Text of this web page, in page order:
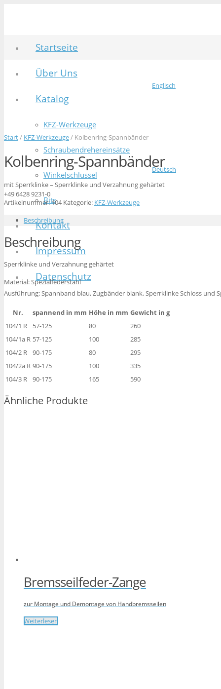
Englisch
Deutsch
+49 6428 9231-0
Startseite
Über Uns
Katalog
KFZ-Werkzeuge
Schraubendrehereinsätze
Winkelschlüssel
Bits
Kontakt
Impressum
Datenschutz
Start/ KFZ-Werkzeuge/ Kolbenring-Spannbänder
Kolbenring-Spannbänder
mit Sperrklinke – Sperrklinke und Verzahnung gehärtet
Artikelnummer:104 Kategorie: KFZ-Werkzeuge
Beschreibung
Beschreibung
Sperrklinke und Verzahnung gehärtet
Material: Spezialfederstahl
Ausführung: Spannband blau, Zugbänder blank, Sperrklinke Schloss und
Nr. spannend in mm Höhe in mm Gewicht in g
104/1 R
57-125 80
260
104/1a R 57-125 100
285
104/2 R
90-175 80
295
104/2a R 90-175 100
335
104/3 R
90-175 165 590
Ähnliche Produkte
Bremsseilfeder-Zange
zur Montage und Demontage von Handbremsseilen
Weiterlesen